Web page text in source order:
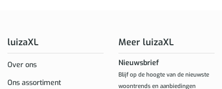
luizaXL
Over ons
Ons assortiment
Meer luizaXL
Nieuwsbrief
Blijf op de hoogte van de nieuwste
woontrends en aanbiedingen